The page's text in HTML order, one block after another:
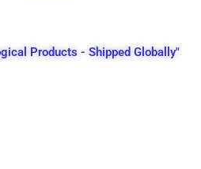
Products - Shipped Globally"